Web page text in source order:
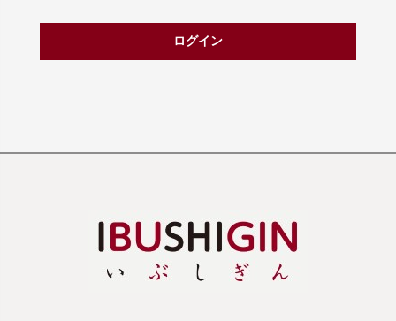
ログイン